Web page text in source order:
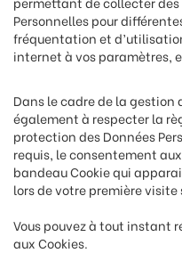
Personnelles pour
fréquentation et
internet à vos paramètres,
Dans le cadre de la gestion
également à respecter la
protection des Données
requis, le consentement
bandeau Cookie qui
lors de votre première visite
Vous pouvez à tout instant
aux Cookies.